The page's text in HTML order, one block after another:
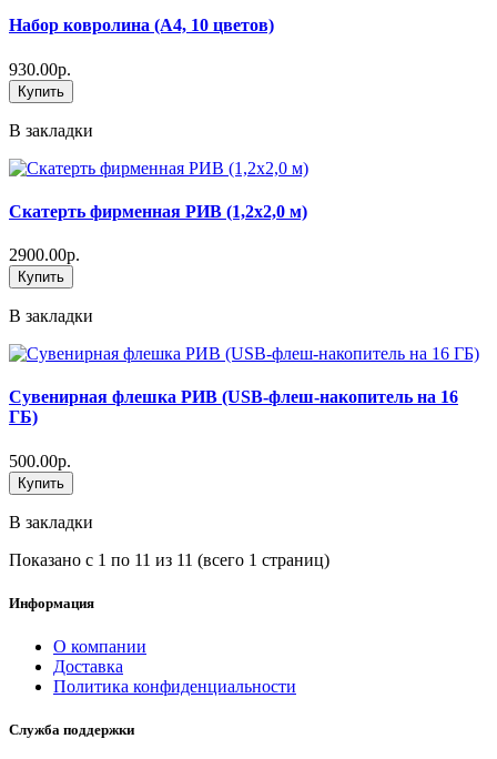
Набор ковролина (А4, 10 цветов)
930.00р.
Купить
В закладки
Скатерть фирменная РИВ (1,2х2,0 м)
2900.00р.
Купить
В закладки
Сувенирная флешка РИВ (USB-флеш-накопитель на 16
ГБ)
500.00р.
Купить
В закладки
Показано с 1 по 11 из 11 (всего 1 страниц)
Информация
О компании
Доставка
Политика конфиденциальности
Служба поддержки